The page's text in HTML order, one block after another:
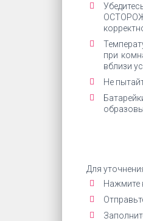
при
вблизи
Не
Для
Нажмите